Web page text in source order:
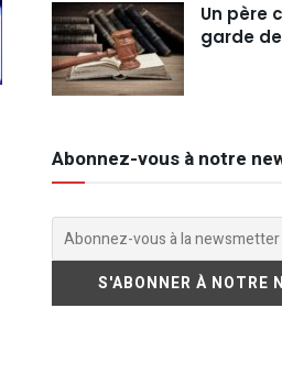
Un père
garde
Abonnez-vous à notre